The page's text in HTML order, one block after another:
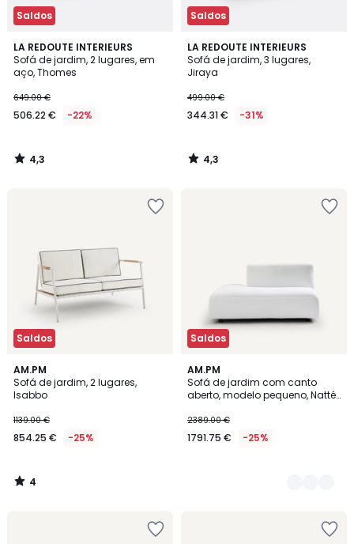
Saldos
LA REDOUTE INTERIEURS
Sofá de jardim, 2 lugares, em
aço, Thomes
649.00 €
506.22 € -22%
4,3
/ 5
4,3
/
Saldos
LA REDOUTE INTERIEURS
Sofá de jardim, 3 lugares,
Jiraya
499.00 €
344.31 € -31%
4,3
/ 5
4,3
/
Saldos
AM.PM
Sofá de jardim, 2 lugares,
Isabbo
1139.00 €
854.25 € -25%
4
/
5
4
/
Saldos
AM.PM
Sofá de jardim com canto
aberto, modelo pequeno, Natté,
2389.00 €
1791.75 € -25%
2
Cores